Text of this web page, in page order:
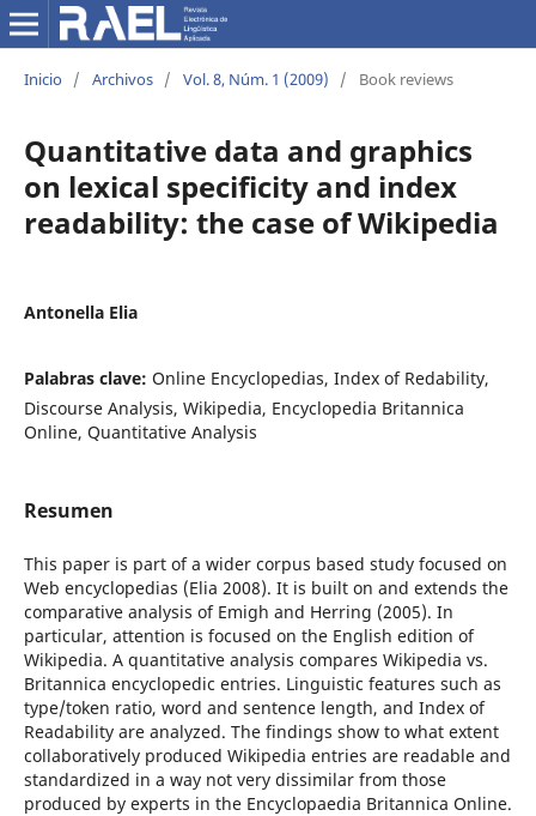
Inicio / Archivos / Vol. 8, Núm. 1 (2009) / Book reviews
Quantitative data and graphics
on lexical specificity and index
readability: the case of Wikipedia
Antonella Elia
Palabras clave: Online Encyclopedias, Index of Redability,
Discourse Analysis, Wikipedia, Encyclopedia Britannica
Online, Quantitative Analysis
Resumen
This paper is part of a wider corpus based study focused on
Web encyclopedias (Elia 2008). It is built on and extends the
comparative analysis of Emigh and Herring (2005). In
particular, attention is focused on the English edition of
Wikipedia. A quantitative analysis compares Wikipedia vs.
Britannica encyclopedic entries. Linguistic features such as
type/token ratio, word and sentence length, and Index of
Readability are analyzed. The findings show to what extent
collaboratively produced Wikipedia entries are readable and
standardized in a way not very dissimilar from those
produced by experts in the Encyclopaedia Britannica Online.